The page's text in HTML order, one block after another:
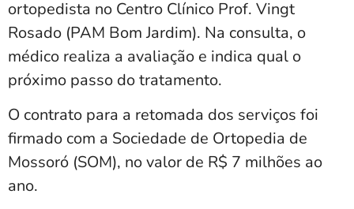
ortopedista no Centro Clínico Prof. Vingt
Rosado (PAM Bom Jardim). Na consulta, o
médico realiza a avaliação e indica qual o
próximo passo do tratamento.
O contrato para a retomada dos serviços foi
firmado com a Sociedade de Ortopedia de
Mossoró (SOM), no valor de R$ 7 milhões ao
ano.